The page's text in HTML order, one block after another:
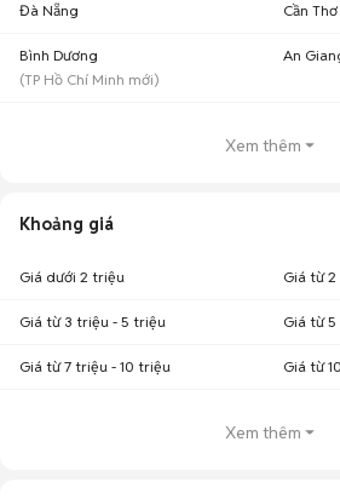
Đà Nẵng Cần Thơ
Bình Dương
(TP Hồ Chí Minh mới)
An
Xem thêm
Khoảng giá
Giá dưới 2 triệu Giá từ
Giá từ 3 triệu - 5 triệu Giá từ
Giá từ 7 triệu - 10 triệu Giá từ
Xem thêm